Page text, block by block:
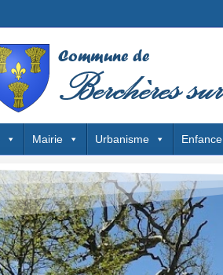
Mairie Urbanisme Enfance